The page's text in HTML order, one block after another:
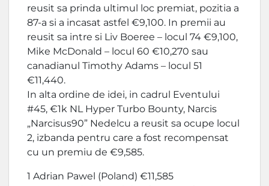
reusit sa prinda ultimul loc premiat, pozitia a
87-a si a incasat astfel €9,100. In premii au
reusit sa intre si Liv Boeree – locul 74 €9,100,
Mike McDonald – locul 60 €10,270 sau
canadianul Timothy Adams – locul 51
€11,440.
In alta ordine de idei, in cadrul Eventului
#45, €1k NL Hyper Turbo Bounty, Narcis
„Narcisus90” Nedelcu a reusit sa ocupe locul
2, izbanda pentru care a fost recompensat
cu un premiu de €9,585.
1 Adrian Pawel (Poland) €11,585